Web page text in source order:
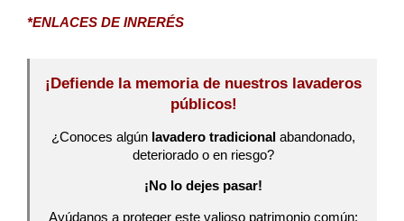
*ENLACES DE INRERÉS
¡Defiende la memoria de nuestros lavaderos
públicos!
¿Conoces algún lavadero tradicional abandonado,
deteriorado o en riesgo?
¡No lo dejes pasar!
Ayúdanos a proteger este valioso patrimonio común: